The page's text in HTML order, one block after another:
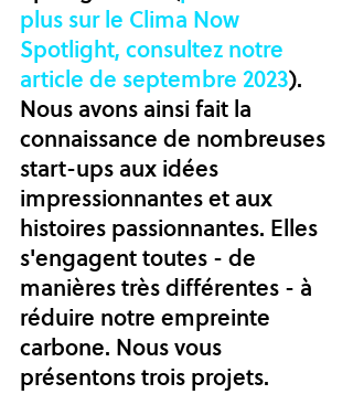
plus sur le Clima Now
Spotlight, consultez notre
article de septembre 2023).
Nous avons ainsi fait la
connaissance de nombreuses
start-ups aux idées
impressionnantes et aux
histoires passionnantes. Elles
s'engagent toutes - de
manières très différentes - à
réduire notre empreinte
carbone. Nous vous
présentons trois projets.